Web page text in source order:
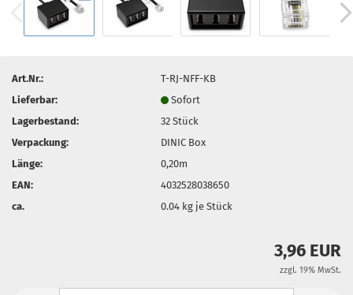
Art.Nr.:
T-RJ-NFF-KB
Lieferbar:
Sofort
Lagerbestand:
32Stück
Verpackung:
DINIC Box
Länge:
0,20m
EAN:
4032528038650
ca.
0.04 kg je Stück
3,96 EUR
zzgl. 19% MwSt.